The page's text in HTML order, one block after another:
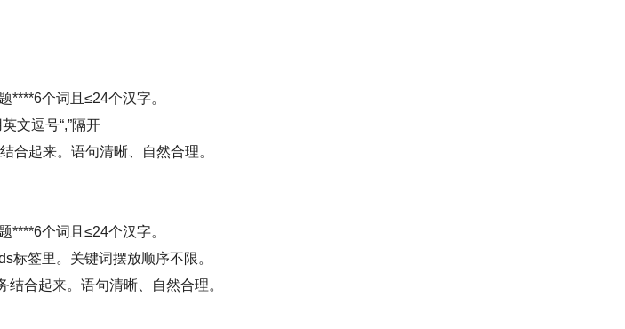
****6个词且≤24个汉字。
文逗号“,”隔开
合起来。语句清晰、自然合理。
****6个词且≤24个汉字。
标签里。关键词摆放顺序不限。
合起来。语句清晰、自然合理。